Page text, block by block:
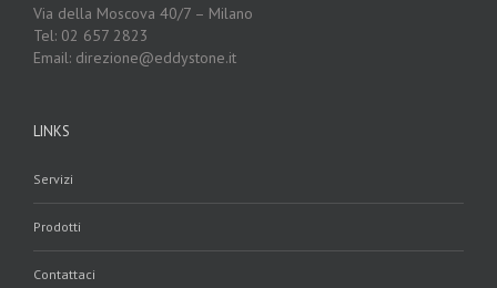
Via della Moscova 40/7 – Milano
Tel: 02 657 2823
Email: direzione@eddystone.it
LINKS
Servizi
Prodotti
Contattaci